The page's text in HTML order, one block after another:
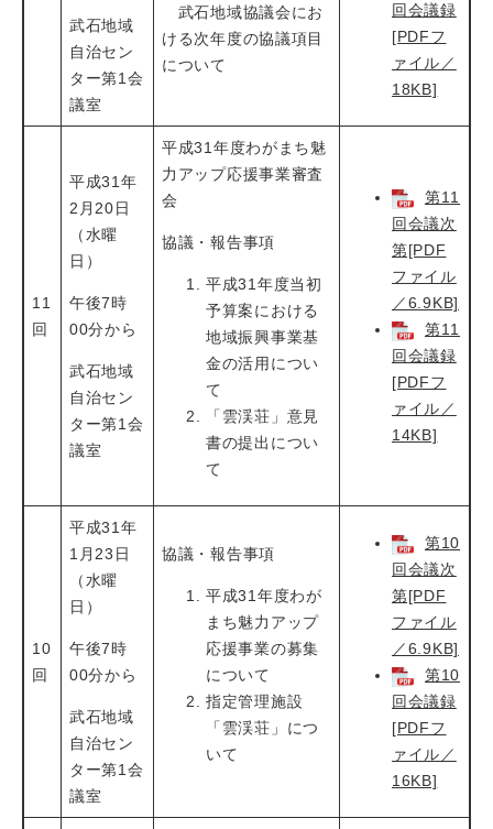
武石地域
自治セン
ター第1会
議室
武石地域協議会にお
ける次年度の協議項目
について
回会議録
[PDFフ
ァイル／
18KB]
11
回
平成31年
2月20日
（水曜
日）
午後7時
00分から
武石地域
自治セン
ター第1会
議室
平成31年度わがまち魅
力アップ応援事業審査
会
協議・報告事項
平成31年度当初
予算案における
地域振興事業基
金の活用につい
て
「雲渓荘」意見
書の提出につい
て
第11
回会議次
第[PDF
ファイル
／6.9KB]
第11
回会議録
[PDFフ
ァイル／
14KB]
10
回
平成31年
1月23日
（水曜
日）
午後7時
00分から
武石地域
自治セン
ター第1会
議室
協議・報告事項
平成31年度わが
まち魅力アップ
応援事業の募集
について
指定管理施設
「雲渓荘」につ
いて
第10
回会議次
第[PDF
ファイル
／6.9KB]
第10
回会議録
[PDFフ
ァイル／
16KB]